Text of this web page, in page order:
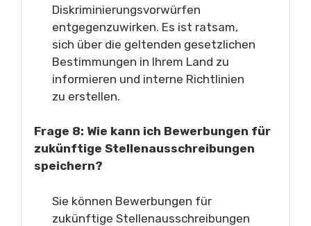
Diskriminierungsvorwürfen
entgegenzuwirken. Es ist ratsam,
sich über die geltenden gesetzlichen
Bestimmungen in Ihrem Land zu
informieren und interne Richtlinien
zu erstellen.
Frage 8: Wie kann ich Bewerbungen für
zukünftige Stellenausschreibungen
speichern?
Sie können Bewerbungen für
zukünftige Stellenausschreibungen